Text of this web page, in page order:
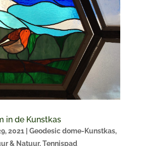
in de Kunstkas
2021| Geodesic dome-Kunstkas,
& Natuur,Tennispad